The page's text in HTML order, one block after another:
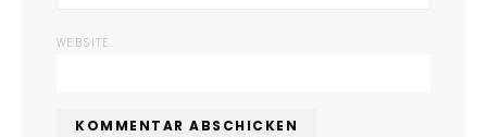
WEBSITE